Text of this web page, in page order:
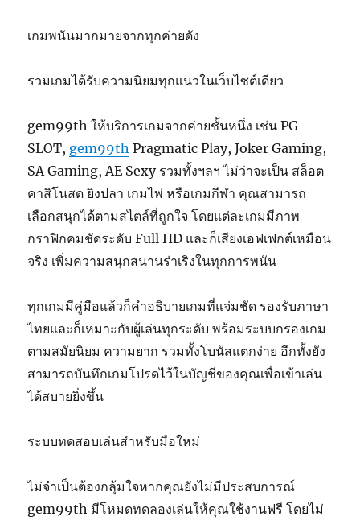
เกมพนันมากมายจากทุกค่ายดัง
รวมเกมได้รับความนิยมทุกแนวในเว็บไซต์เดียว
gem99th ให้บริการเกมจากค่ายชั้นหนึ่ง เช่น PG
SLOT, gem99th Pragmatic Play, Joker Gaming,
SA Gaming, AE Sexy รวมทั้งฯลฯ ไม่ว่าจะเป็น สล็อต
คาสิโนสด ยิงปลา เกมไพ่ หรือเกมกีฬา คุณสามารถ
เลือกสนุกได้ตามสไตล์ที่ถูกใจ โดยแต่ละเกมมีภาพ
กราฟิกคมชัดระดับ Full HD และก็เสียงเอฟเฟกต์เหมือน
จริง เพิ่มความสนุกสนานร่าเริงในทุกการพนัน
ทุกเกมมีคู่มือแล้วก็คำอธิบายเกมที่แจ่มชัด รองรับภาษา
ไทยและก็เหมาะกับผู้เล่นทุกระดับ พร้อมระบบกรองเกม
ตามสมัยนิยม ความยาก รวมทั้งโบนัสแตกง่าย อีกทั้งยัง
สามารถบันทึกเกมโปรดไว้ในบัญชีของคุณเพื่อเข้าเล่น
ได้สบายยิ่งขึ้น
ระบบทดสอบเล่นสำหรับมือใหม่
ไม่จำเป็นต้องกลุ้มใจหากคุณยังไม่มีประสบการณ์
gem99th มีโหมดทดลองเล่นให้คุณใช้งานฟรี โดยไม่